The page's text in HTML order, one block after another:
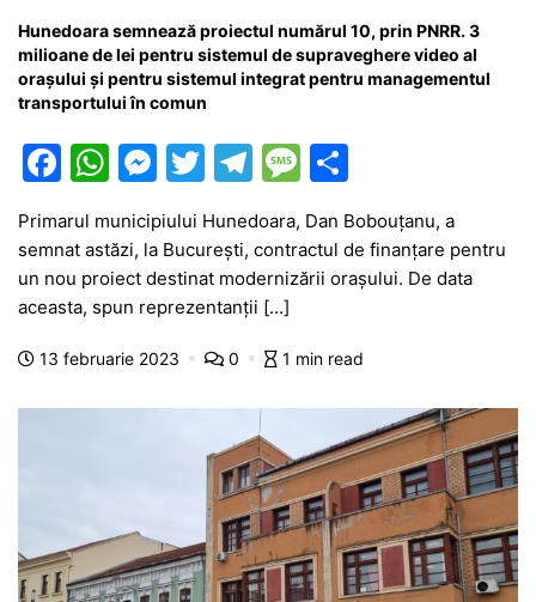
Hunedoara semnează proiectul numărul 10, prin PNRR. 3
milioane de lei pentru sistemul de supraveghere video al
orașului și pentru sistemul integrat pentru managementul
transportului în comun
F
c
e
b
o
W
at
s
A
p
M
s
s
e
n
T
itt
er
T
e
gr
a
m
M
s
s
g
ta
je
z
Primarul municipiului Hunedoara, Dan Bobouţanu, a
semnat astăzi, la Bucureşti, contractul de finanţare pentru
un nou proiect destinat modernizării oraşului. De data
aceasta, spun reprezentanții […]
13 februarie 2023 0 1 min read